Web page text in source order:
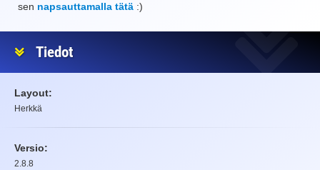
sen napsauttamalla tätä :)
Tiedot
Layout:
Herkkä
Versio:
2.8.8